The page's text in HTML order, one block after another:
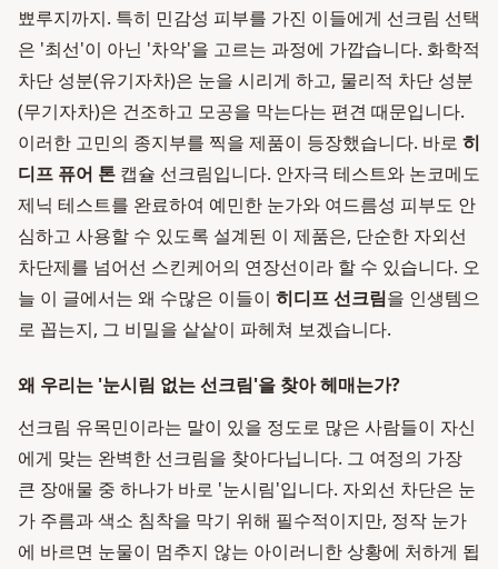
뾰루지까지. 특히 민감성 피부를 가진 이들에게 선크림 선택
은 '최선'이 아닌 '차악'을 고르는 과정에 가깝습니다. 화학적
차단 성분(유기자차)은 눈을 시리게 하고, 물리적 차단 성분
(무기자차)은 건조하고 모공을 막는다는 편견 때문입니다.
이러한 고민의 종지부를 찍을 제품이 등장했습니다. 바로 히
디프 퓨어 톤 캡슐 선크림입니다. 안자극 테스트와 논코메도
제닉 테스트를 완료하여 예민한 눈가와 여드름성 피부도 안
심하고 사용할 수 있도록 설계된 이 제품은, 단순한 자외선
차단제를 넘어선 스킨케어의 연장선이라 할 수 있습니다. 오
늘 이 글에서는 왜 수많은 이들이 히디프 선크림을 인생템으
로 꼽는지, 그 비밀을 샅샅이 파헤쳐 보겠습니다.
왜 우리는 '눈시림 없는 선크림'을 찾아 헤매는가?
선크림 유목민이라는 말이 있을 정도로 많은 사람들이 자신
에게 맞는 완벽한 선크림을 찾아다닙니다. 그 여정의 가장
큰 장애물 중 하나가 바로 '눈시림'입니다. 자외선 차단은 눈
가 주름과 색소 침착을 막기 위해 필수적이지만, 정작 눈가
에 바르면 눈물이 멈추지 않는 아이러니한 상황에 처하게 됩